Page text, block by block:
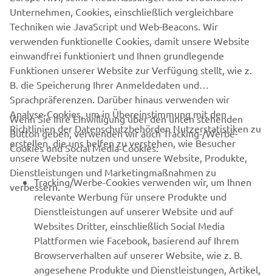
ZUR XSR125
UNTERNEHMEN
B2B
MEHR YAMAHA
SUPPORT
Unternehmen, Cookies, einschließlich vergleichbare
Techniken wie JavaScript und Web-Beacons. Wir
verwenden funktionelle Cookies, damit unsere Website
einwandfrei funktioniert und Ihnen grundlegende
Funktionen unserer Website zur Verfügung stellt, wie z.
B. die Speicherung Ihrer Anmeldedaten und
Sprachpräferenzen. Darüber hinaus verwenden wir
Analyse-Cookies, um in Übereinstimmung mit den
Richtlinien der Datenschutzbehörden Nutzerstatistiken zu
erstellen, die uns helfen zu verstehen, wie Besucher
unsere Website nutzen und unsere Website, Produkte,
Dienstleistungen und Marketingmaßnahmen zu
verbessern.
Wenn Sie Ihre Einwilligung über den unten stehenden
Button geben, verwenden wir auch Tracking-/Werbe-
Cookies und Social Media-Cookies:
Tracking/Werbe-Cookies verwenden wir, um Ihnen
relevante Werbung für unsere Produkte und
Dienstleistungen auf unserer Website und auf
Websites Dritter, einschließlich Social Media
Plattformen wie Facebook, basierend auf Ihrem
Browserverhalten auf unserer Website, wie z. B.
angesehene Produkte und Dienstleistungen, Artikel,